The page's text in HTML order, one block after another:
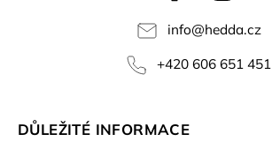
info@hedda.cz
+420 606 651 451
DŮLEŽITÉ INFORMACE